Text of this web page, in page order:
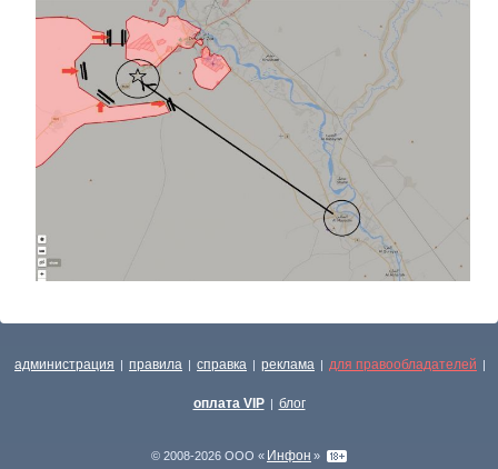
администрация | правила | справка | реклама | для правообладателей |
оплата VIP | блог
© 2008-2026 ООО « Инфон »